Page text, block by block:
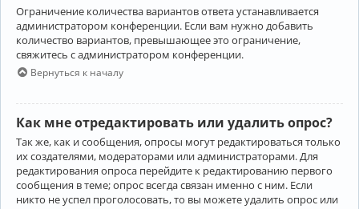
Ограничение количества вариантов ответа устанавливается
администратором конференции. Если вам нужно добавить
количество вариантов, превышающее это ограничение,
свяжитесь с администратором конференции.
Вернуться к началу
Как мне отредактировать или удалить опрос?
Так же, как и сообщения, опросы могут редактироваться только
их создателями, модераторами или администраторами. Для
редактирования опроса перейдите к редактированию первого
сообщения в теме; опрос всегда связан именно с ним. Если
никто не успел проголосовать, то вы можете удалить опрос или